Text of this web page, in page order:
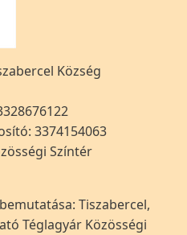
Község
3374154063
Színtér
Tiszabercel,
Téglagyár Közösségi